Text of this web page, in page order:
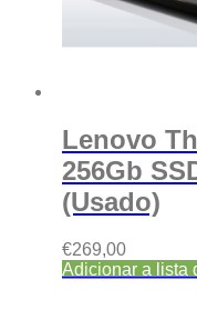
Lenovo
256Gb
(Usado)
€269,00
Adicionar a lista